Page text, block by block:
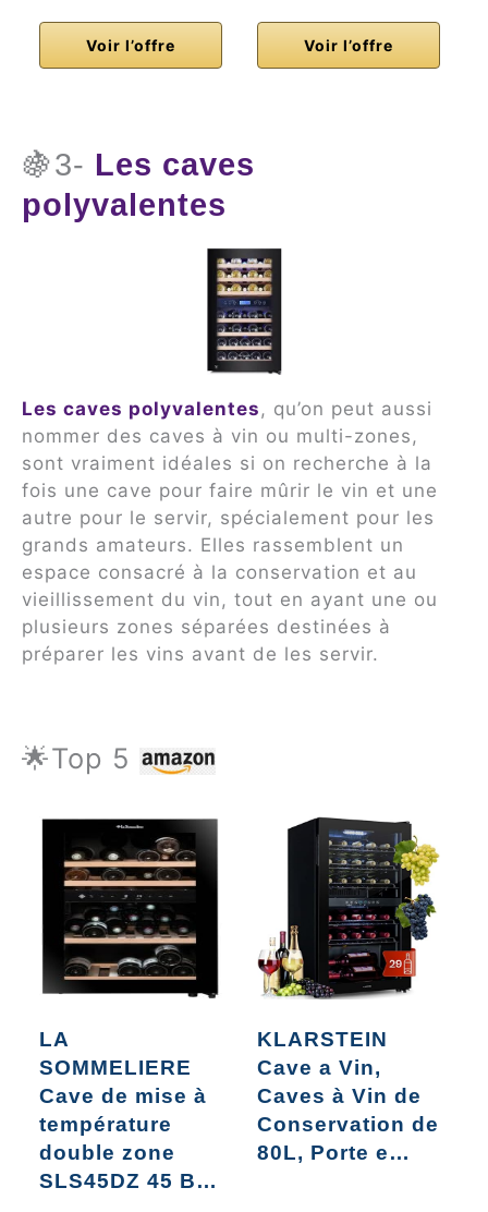
Voir l’offre Voir l’offre
🍇3- Les caves
polyvalentes
Les caves polyvalentes, qu’on peut aussi
nommer des caves à vin ou multi-zones,
sont vraiment idéales si on recherche à la
fois une cave pour faire mûrir le vin et une
autre pour le servir, spécialement pour les
grands amateurs. Elles rassemblent un
espace consacré à la conservation et au
vieillissement du vin, tout en ayant une ou
plusieurs zones séparées destinées à
préparer les vins avant de les servir.
🌟Top 5
LA
SOMMELIERE
Cave de mise à
température
double zone
SLS45DZ 45 B…
KLARSTEIN
Cave a Vin,
Caves à Vin de
Conservation de
80L, Porte e…